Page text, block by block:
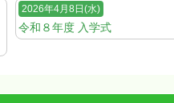
2026年4月8日(水)
令和８年度 入学式